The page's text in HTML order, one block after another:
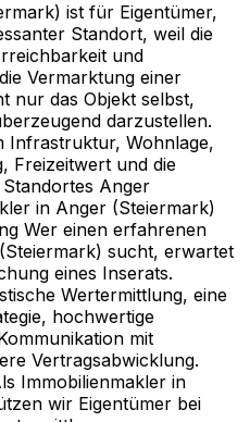
ist für Eigentümer,
Standort, weil die
und
Vermarktung einer
nur das Objekt selbst,
darzustellen.
Infrastruktur, Wohnlage,
Freizeitwert und die
Anger
in Anger (Steiermark)
Wer einen erfahrenen
sucht, erwartet
eines Inserats.
Wertermittlung, eine
hochwertige
mit
Vertragsabwicklung.
Immobilienmakler in
wir Eigentümer bei